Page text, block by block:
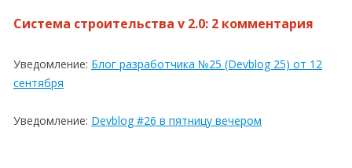
Система строительства v 2.0: 2 комментария
Уведомление: Блог разработчика №25 (Devblog 25) от 12
сентября
Уведомление: Devblog #26 в пятницу вечером